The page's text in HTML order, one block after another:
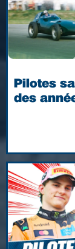
Pilotes
des